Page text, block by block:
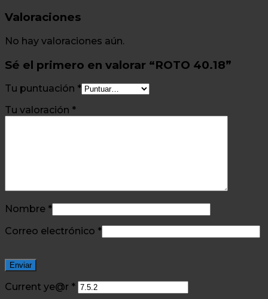
Valoraciones
No hay valoraciones aún.
Sé el primero en valorar “ROTO 40.18”
Tu puntuación *
Tu valoración *
Nombre *
Correo electrónico *
Current ye@r *